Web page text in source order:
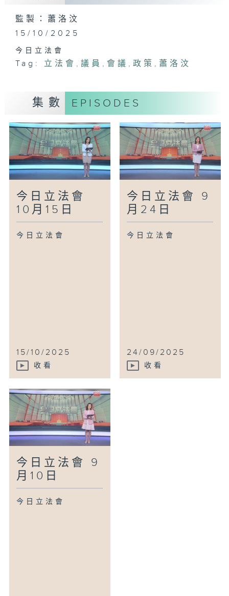
監製：蕭洛汶
15/10/2025
今日立法會
Tag: 立法會 ,議員 ,會議 ,政策 ,蕭洛汶
集數 EPISODES
今日立法會
10月15日
今日立法會
15/10/2025
收看
今日立法會 9
月24日
今日立法會
24/09/2025
收看
今日立法會 9
月10日
今日立法會